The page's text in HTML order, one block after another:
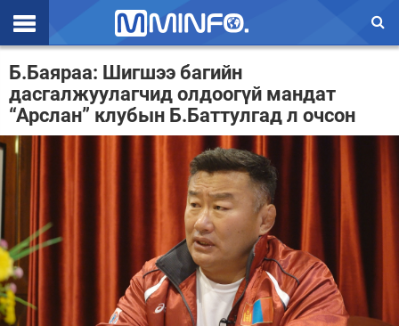
Эхлэл
Цаг агаар
Валют ханш
Улс төр
Үзэл бодол
Спорт
Нийгэм
Б.Баяраа: Шигшээ багийн
дасгалжуулагчид олдоогүй мандат
“Арслан” клубын Б.Баттулгад л очсон